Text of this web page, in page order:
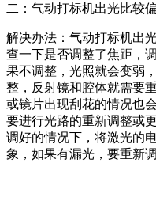
二：气动打标机出光比较
解决办法：气动打标机出
查一下是否调整了焦距，
果不调整，光照就会变弱
整，反射镜和腔体就需要
或镜片出现刮花的情况也
要进行光路的重新调整或
调好的情况下，将激光的
象，如果有漏光，要重新调